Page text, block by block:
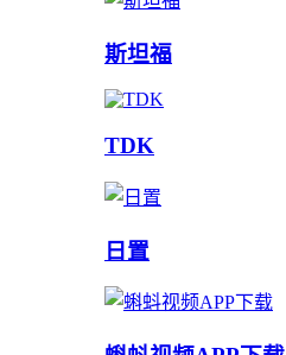
斯坦福
TDK
日置